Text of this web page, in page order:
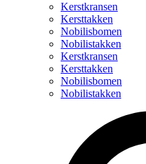
Kerstkransen
Kersttakken
Nobilisbomen
Nobilistakken
Kerstkransen
Kersttakken
Nobilisbomen
Nobilistakken